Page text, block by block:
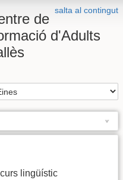
salta al contingut
de
d'Adults
lingüístic